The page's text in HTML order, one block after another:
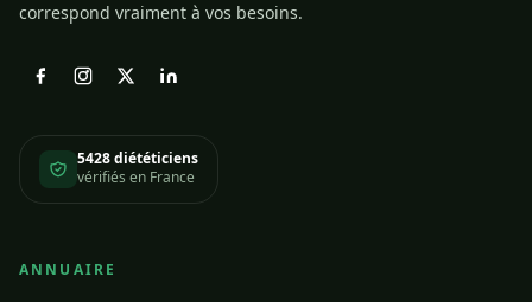
correspond vraiment à vos besoins.
5428 diététiciens
vérifiés en France
ANNUAIRE